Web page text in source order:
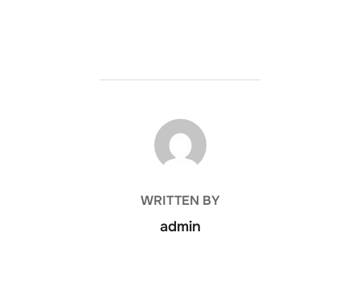
POST AUTHOR
WRITTEN BY
admin